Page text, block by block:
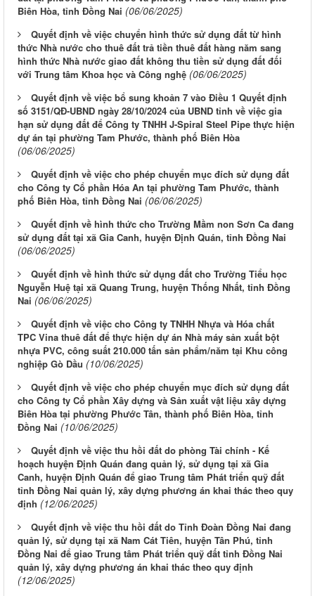
Biên Hòa, tỉnh Đồng Nai (06/06/2025)
Quyết định về việc chuyển hình thức sử dụng đất từ hình
thức Nhà nước cho thuê đất trả tiền thuê đất hàng năm sang
hình thức Nhà nước giao đất không thu tiền sử dụng đất đối
với Trung tâm Khoa học và Công nghệ (06/06/2025)
Quyết định về việc bổ sung khoản 7 vào Điều 1 Quyết định
số 3151/QĐ-UBND ngày 28/10/2024 của UBND tỉnh về việc gia
hạn sử dụng đất để Công ty TNHH J-Spiral Steel Pipe thực hiện
dự án tại phường Tam Phước, thành phố Biên Hòa
(06/06/2025)
Quyết định về việc cho phép chuyển mục đích sử dụng đất
cho Công ty Cổ phần Hóa An tại phường Tam Phước, thành
phố Biên Hòa, tỉnh Đồng Nai (06/06/2025)
Quyết định về hình thức cho Trường Mầm non Sơn Ca đang
sử dụng đất tại xã Gia Canh, huyện Định Quán, tỉnh Đồng Nai
(06/06/2025)
Quyết định về hình thức sử dụng đất cho Trường Tiểu học
Nguyễn Huệ tại xã Quang Trung, huyện Thống Nhất, tỉnh Đồng
Nai (06/06/2025)
Quyết định về việc cho Công ty TNHH Nhựa và Hóa chất
TPC Vina thuê đất để thực hiện dự án Nhà máy sản xuất bột
nhựa PVC, công suất 210.000 tấn sản phẩm/năm tại Khu công
nghiệp Gò Dầu (10/06/2025)
Quyết định về việc cho phép chuyển mục đích sử dụng đất
cho Công ty Cổ phần Xây dựng và Sản xuất vật liệu xây dựng
Biên Hòa tại phường Phước Tân, thành phố Biên Hòa, tỉnh
Đồng Nai (10/06/2025)
Quyết định về việc thu hồi đất do phòng Tài chính - Kế
hoạch huyện Định Quán đang quản lý, sử dụng tại xã Gia
Canh, huyện Định Quán để giao Trung tâm Phát triển quỹ đất
tỉnh Đồng Nai quản lý, xây dựng phương án khai thác theo quy
định (12/06/2025)
Quyết định về việc thu hồi đất do Tỉnh Đoàn Đồng Nai đang
quản lý, sử dụng tại xã Nam Cát Tiên, huyện Tân Phú, tỉnh
Đồng Nai để giao Trung tâm Phát triển quỹ đất tỉnh Đồng Nai
quản lý, xây dựng phương án khai thác theo quy định
(12/06/2025)